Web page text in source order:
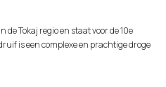
Tokaj regio en staat voor de 10e
is een complexe en prachtige droge